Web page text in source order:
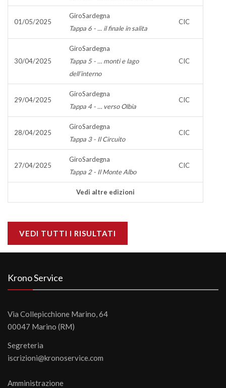
01/05/2025
GiroSardegna
Tappa 6 - ... il finale in salita
CIC
30/04/2025
GiroSardegna
Tappa 5 - … monti e lago
dell’interno
CIC
29/04/2025
GiroSardegna
Tappa 4 - … verso Olbia
CIC
28/04/2025
GiroSardegna
Tappa 3 - Il Circuito
CIC
27/04/2025
GiroSardegna
Tappa 2 - Il Monte Albo
CIC
Vedi altre edizioni
VEDI TUTTI I RISULTATI
Krono Service
Via Collepicchione Marino, 64
00047 Marino (RM)
Segreteria
iscrizioni@kronoservice.com
Amministrazione